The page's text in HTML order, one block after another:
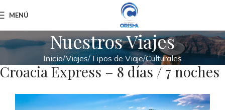
MENÚ
Nuestros Viajes
Inicio Viajes Tipos de Viaje Culturales
Croacia Express – 8 días / 7 noches